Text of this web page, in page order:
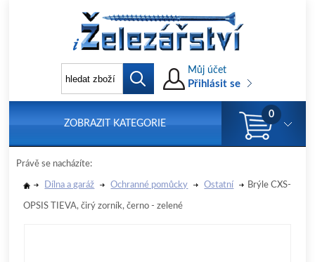
Můj účet
Přihlásit se
ZOBRAZIT KATEGORIE
0
Právě se nacházíte:
Dílna a garáž Ochranné pomůcky Ostatní Brýle CXS-
OPSIS TIEVA, čirý zorník, černo - zelené